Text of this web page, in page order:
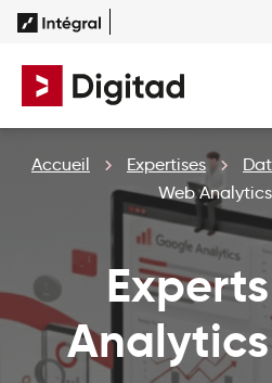
SEM
Social Ads
Studio
Conception Site
Formations Web
Accueil Expertises
Web